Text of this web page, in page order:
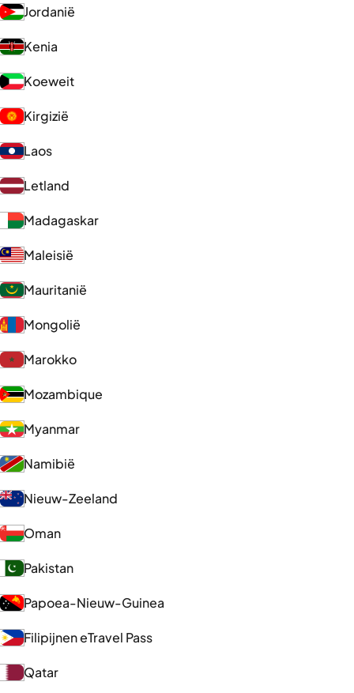
Jordanië
Kenia
Koeweit
Kirgizië
Laos
Letland
Madagaskar
Maleisië
Mauritanië
Mongolië
Marokko
Mozambique
Myanmar
Namibië
Nieuw-Zeeland
Oman
Pakistan
Papoea-Nieuw-Guinea
Filipijnen eTravel Pass
Qatar